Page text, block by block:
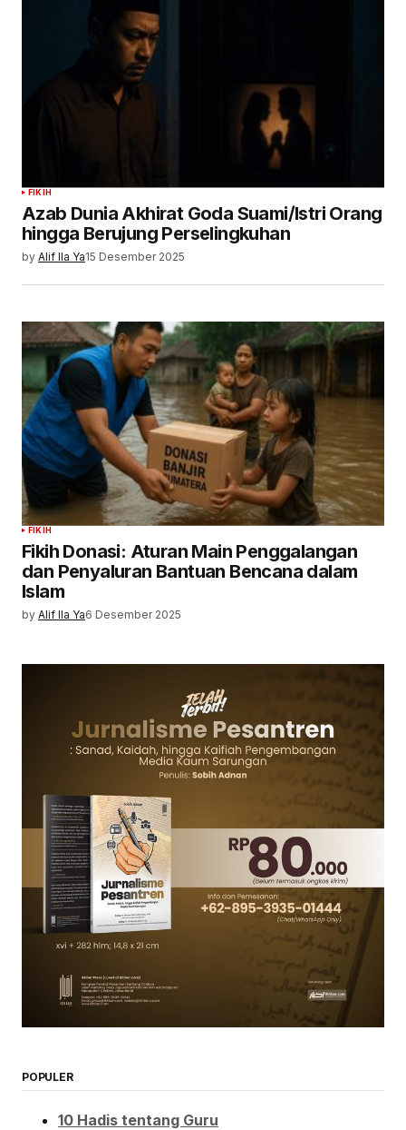
FIKIH
Azab Dunia Akhirat Goda Suami/Istri Orang
hingga Berujung Perselingkuhan
by Alif Ila Ya15 Desember 2025
FIKIH
Fikih Donasi: Aturan Main Penggalangan
dan Penyaluran Bantuan Bencana dalam
Islam
by Alif Ila Ya6 Desember 2025
POPULER
10 Hadis tentang Guru